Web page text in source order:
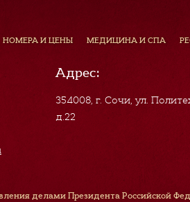
НОМЕРА И ЦЕНЫ МЕДИЦИНА И СПА
Адрес:
354008, г. Сочи,ул.
д.22
делами Президента Российской